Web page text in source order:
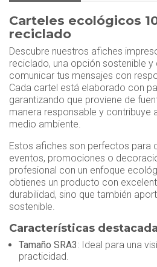
Carteles ecológicos
reciclado
Descubre nuestros afiches
reciclado, una opción sostenible y
comunicar tus mensajes con
Cada cartel está elaborado con
garantizando que proviene de
manera responsable y contribuye
medio ambiente.
Estos afiches son perfectos para
eventos, promociones o
profesional con un enfoque
obtienes un producto con
durabilidad, sino que también
sostenible.
Características
Tamaño SRA3: Ideal para una
practicidad.